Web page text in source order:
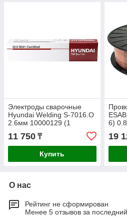
Электроды сварочные
Hyundai Welding S-7016.O
2.6мм 10000129 (1
упаковка - 5кг)
11 750 ₸
Купить
6)
19
О нас
Рейтинг не сформирован
Менее 5 отзывов за